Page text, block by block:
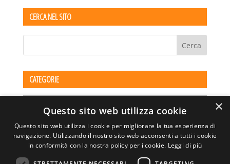
CERCA NEL SITO
CATEGORIE
×
Questo sito web utilizza cookie
Questo sito web utilizza i cookie per migliorare la tua esperienza di
navigazione. Utilizzando il nostro sito web acconsenti a tutti i cookie
in conformità con la nostra policy per i cookie. Leggi di più